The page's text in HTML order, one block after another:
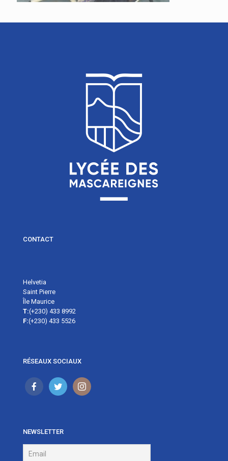
CONTACT
Helvetia
Saint Pierre
Île Maurice
T:(+230) 433 8992
F:(+230) 433 5526
RÉSEAUX SOCIAUX
NEWSLETTER